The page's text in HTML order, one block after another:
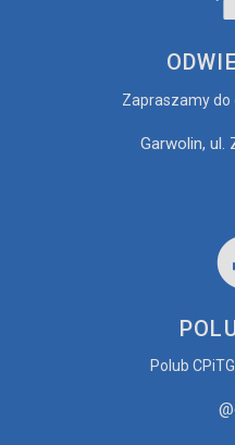
Anetta Stobiecka-
Zapraszamy do
Garwolin, ul.
Polub